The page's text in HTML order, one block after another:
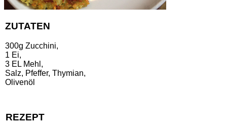
ZUTATEN
300g Zucchini,
1 Ei,
3 EL Mehl,
Salz, Pfeffer, Thymian,
Olivenöl
REZEPT